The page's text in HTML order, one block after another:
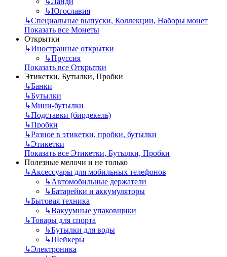
↳Югославия
↳Специальные выпуски, Коллекции, Наборы монет
Показать все Монеты
Открытки
↳Иностранные открытки
↳Пруссия
Показать все Открытки
Этикетки, Бутылки, Пробки
↳Банки
↳Бутылки
↳Мини-бутылки
↳Подставки (бирдекель)
↳Пробки
↳Разное в этикетки, пробки, бутылки
↳Этикетки
Показать все Этикетки, Бутылки, Пробки
Полезные мелочи и не только
↳Аксессуары для мобильных телефонов
↳Автомобильные держатели
↳Батарейки и аккумуляторы
↳Бытовая техника
↳Вакуумные упаковщики
↳Товары для спорта
↳Бутылки для воды
↳Шейкеры
↳Электроника